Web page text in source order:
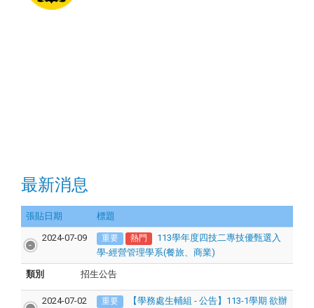
最新消息
張貼日期 標題
2024-07-09 重要 熱門
113學年度四技二專技優甄選入
學-經營管理學系(餐旅、商業)
類別 招生公告
2024-07-02 重要
【學務處生輔組 - 公告】113-1學期 欲辦